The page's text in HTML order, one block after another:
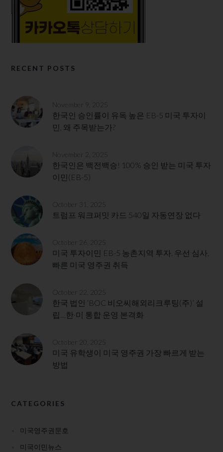
RECENT POSTS
November 9, 2025
한국인 승인률이 유독 높은 EB-5 미국 투자이
민, 왜 주목받는가?
November 2, 2025
한국인은 백전백승! 100% 승인 받는 미국 투자
이민(EB-5)
October 31, 2025
트럼프 워크퍼밋 카드 540일 자동연장 없다
October 26, 2025
미국 투자이민 EB-5 농촌지역 투자. 우선 심사,
빠른 미국 영주권 취득
October 22, 2025
한국 법인 ‘BOC 비오씨해외리크루팅(주)’ 설
립…한·미 통합 운영 본격화
October 20, 2025
미국 유학생이 미국 영주권 가장 빠르게 받는
방법
CATEGORIES
미국영주권문호
미국이민뉴스